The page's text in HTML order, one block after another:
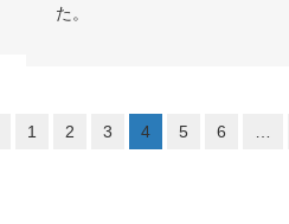
た。
1 2 3 4 5 6